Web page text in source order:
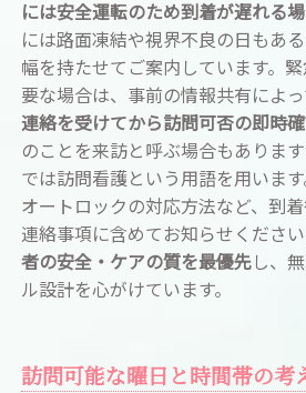
には安全運転のため到着が遅れる
には路面凍結や視界不良の日もあ
幅を持たせてご案内しています。
要な場合は、事前の情報共有によっ
連絡を受けてから訪問可否の即時
のことを来訪と呼ぶ場合もありま
では訪問看護という用語を用いま
オートロックの対応方法など、到
連絡事項に含めてお知らせください
者の安全・ケアの質を最優先し、
ル設計を心がけています。
訪問可能な曜日と時間帯の考